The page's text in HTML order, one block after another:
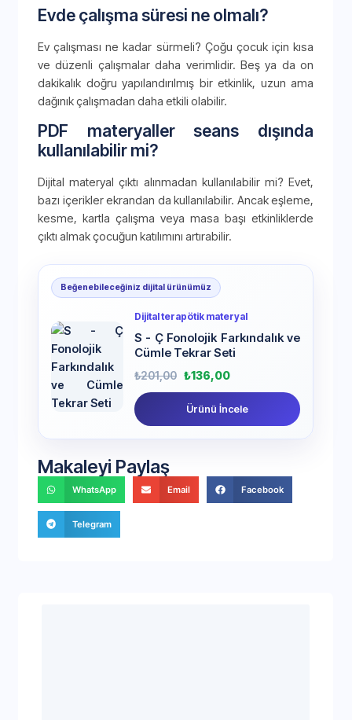
Evde çalışma süresi ne olmalı?
Ev çalışması ne kadar sürmeli? Çoğu çocuk için kısa
ve düzenli çalışmalar daha verimlidir. Beş ya da on
dakikalık doğru yapılandırılmış bir etkinlik, uzun ama
dağınık çalışmadan daha etkili olabilir.
PDF materyaller seans dışında
kullanılabilir mi?
Dijital materyal çıktı alınmadan kullanılabilir mi? Evet,
bazı içerikler ekrandan da kullanılabilir. Ancak eşleme,
kesme, kartla çalışma veya masa başı etkinliklerde
çıktı almak çocuğun katılımını artırabilir.
Beğenebileceğiniz dijital ürünümüz
Dijital terapötik materyal
S - Ç Fonolojik Farkındalık ve
Cümle Tekrar Seti
₺201,00 ₺136,00
Ürünü İncele
Makaleyi Paylaş
WhatsApp Email Facebook
Telegram